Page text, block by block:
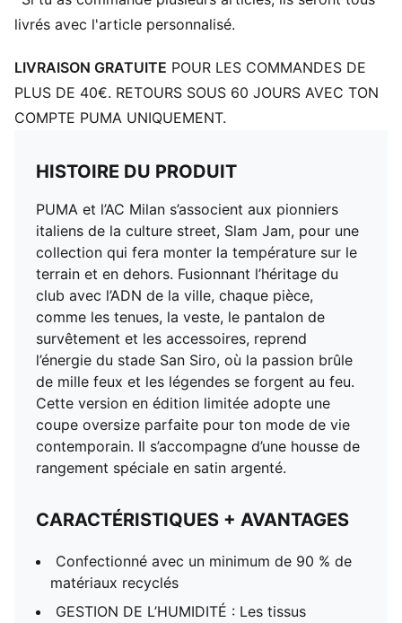
Écusson officiel du club
Logo AC MILAN x SLAM JAM imprimé à l'intérieur du
Livré avec une housse de rangement en satin argenté
Comprend un ensemble d’écussons AC MILAN x SLAM
livrés avec l'article personnalisé.
LIVRAISON GRATUITE POUR LES COMMANDES DE
PLUS DE 40€. RETOURS SOUS 60 JOURS AVEC TON
COMPTE PUMA UNIQUEMENT.
HISTOIRE DU PRODUIT
PUMA et l’AC Milan s’associent aux pionniers
italiens de la culture street, Slam Jam, pour une
collection qui fera monter la température sur le
terrain et en dehors. Fusionnant l’héritage du
club avec l’ADN de la ville, chaque pièce,
comme les tenues, la veste, le pantalon de
survêtement et les accessoires, reprend
l’énergie du stade San Siro, où la passion brûle
de mille feux et les légendes se forgent au feu.
Cette version en édition limitée adopte une
coupe oversize parfaite pour ton mode de vie
contemporain. Il s’accompagne d’une housse de
rangement spéciale en satin argenté.
CARACTÉRISTIQUES + AVANTAGES
Confectionné avec un minimum de 90 % de
matériaux recyclés
GESTION DE L’HUMIDITÉ : Les tissus